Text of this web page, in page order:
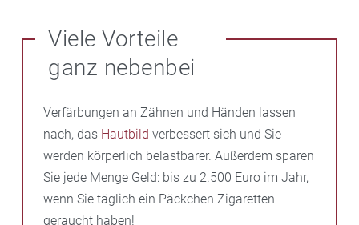
Dusche …
Suchen Sie sich bewusst eine schöne Beschäftigung,
insbesondere wenn Sie aus Langeweile rauchen
möchten. Wie wäre es mit einem guten Buch, einer
guten Tasse Tee oder einem entspannenden
Viele Vorteile
ganz nebenbei
Verfärbungen an Zähnen und Händen lassen
nach, das Hautbild verbessert sich und Sie
werden körperlich belastbarer. Außerdem sparen
Sie jede Menge Geld: bis zu 2.500 Euro im Jahr,
wenn Sie täglich ein Päckchen Zigaretten
geraucht haben!